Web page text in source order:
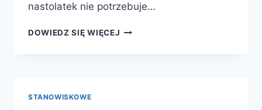
nastolatek nie potrzebuje…
DOWIEDZ SIĘ WIĘCEJ JAK
STANOWISKOWE